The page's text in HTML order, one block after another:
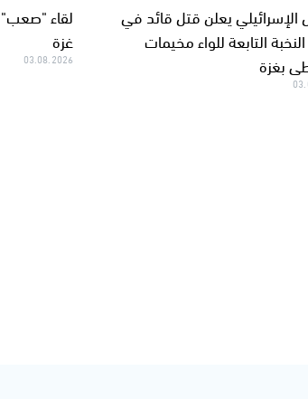
الإسرائيلي يعلن قتل قائد في
التابعة للواء مخيمات
بغزة
لقاء "صعب"
غزة
03.08.2026